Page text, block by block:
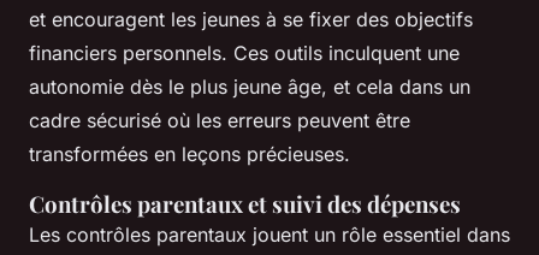
et encouragent les jeunes à se fixer des objectifs
financiers personnels. Ces outils inculquent une
autonomie dès le plus jeune âge, et cela dans un
cadre sécurisé où les erreurs peuvent être
transformées en leçons précieuses.
Contrôles parentaux et suivi des dépenses
Les contrôles parentaux jouent un rôle essentiel dans